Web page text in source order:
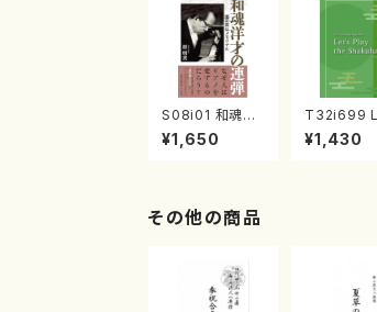
S08i01 和魂洋
才の連弾 園田
高弘メモリアル
¥1,650
T32i699 Let's
Play the
uhachi（教
¥1,430
その他の商品